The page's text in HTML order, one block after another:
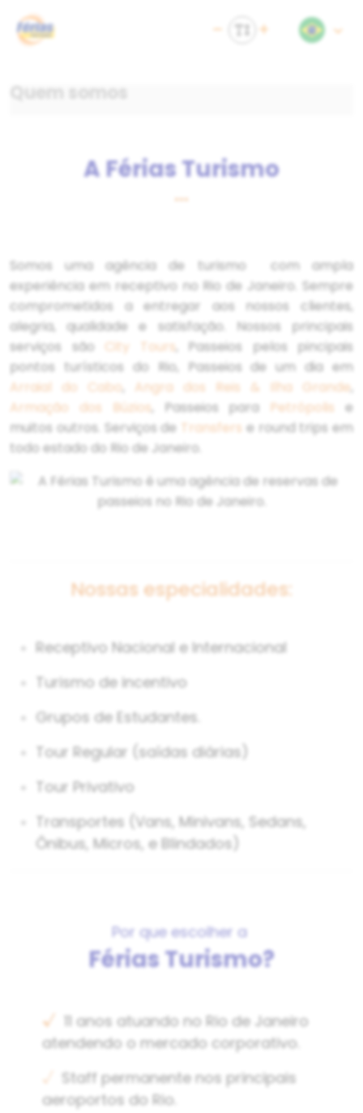
Quem somos
A Férias Turismo
•••
Somos uma agência de turismo com ampla
experiência em receptivo no Rio de Janeiro. Sempre
comprometidos a entregar aos nossos clientes,
alegria, qualidade e satisfação. Nossos principais
serviços são
City Tours, Passeios pelos pincipais
pontos turísticos do Rio, Passeios de um dia em
Arraial do Cabo
Angra dos Reis & Ilha Grande
Armação dos Búzios, Passeios para Petrópolis e
muitos outros. Serviços de
Transfers e round trips em
todo estado do Rio de Janeiro.
Nossas especialidades:
Receptivo Nacional e Internacional
Turismo de incentivo
Grupos de Estudantes.
Tour Regular (saídas diárias)
Tour Privativo
Transportes (Vans, Minivans, Sedans,
Ônibus, Micros, e Blindados)
Por que escolher a
Férias Turismo?
√ 11 anos atuando no Rio de Janeiro
atendendo o mercado corporativo.
√ Staff permanente nos principais
aeroportos do Rio.